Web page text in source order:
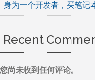
身为一个开发者，买笔记
Recent
您尚未收到任何评论。